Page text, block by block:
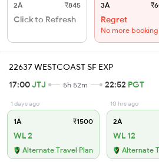
2A ₹845
Click to Refresh
3A
Regret
No more booking
22637 WESTCOAST SF EXP
17:00JTJ 5h 52m 22:52 PGT
1 days ago
1A ₹1500
WL 2
Alternate Travel Plan
10 hrs ago
2A
WL 12
Alternate